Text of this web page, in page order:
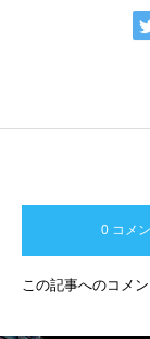
0 コメ
この記事へのコメン